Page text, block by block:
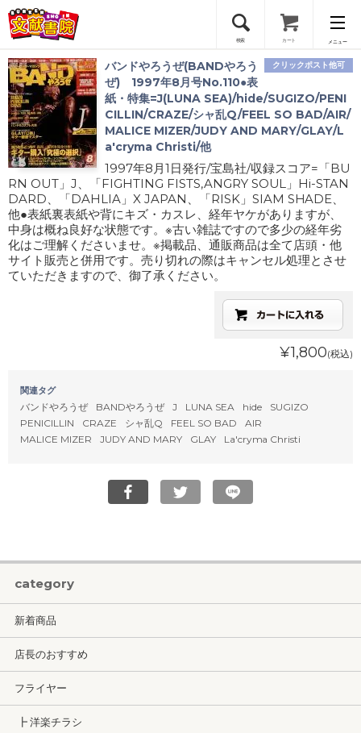
検索 カート メニュー
会員登録
ログイン
クリックポスト他可
バンドやろうぜ(BANDやろう
ぜ) 1997年8月号No.110●表
紙・特集=J(LUNA SEA)/hide/SUGIZO/PENI
CILLIN/CRAZE/シャ乱Q/FEEL SO BAD/AIR/
MALICE MIZER/JUDY AND MARY/GLAY/L
a'cryma Christi/他
1997年8月1日発行/宝島社/収録スコア=「BU
RN OUT」J、「FIGHTING FISTS,ANGRY SOUL」Hi-STAN
DARD、「DAHLIA」X JAPAN、「RISK」SIAM SHADE、
他●表紙裏表紙や背にキズ・カスレ、経年ヤケがありますが、
中身は概ね良好な状態です。※古い雑誌ですので多少の経年劣
化はご理解くださいませ。※掲載品、通販商品は全て店頭・他
サイト販売と併用です。売り切れの際はキャンセル処理とさせ
ていただきますので、御了承ください。
¥1,800(税込)
関連タグ
バンドやろうぜ BANDやろうぜ J LUNA SEA hide
SUGIZO
PENICILLIN
CRAZE シャ乱Q FEEL SO BAD
AIR
MALICE MIZER
JUDY AND MARY GLAY La'cryma Christi
category
新着商品
店長のおすすめ
フライヤー
┣ 洋楽チラシ